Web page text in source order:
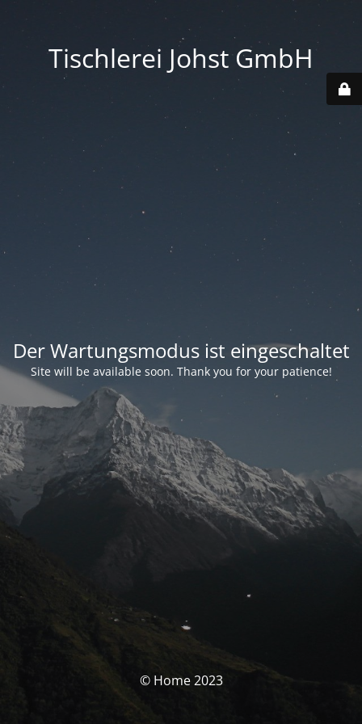
Tischlerei Johst GmbH
Der Wartungsmodus ist eingeschaltet
Site will be available soon. Thank you for your patience!
© Home 2023